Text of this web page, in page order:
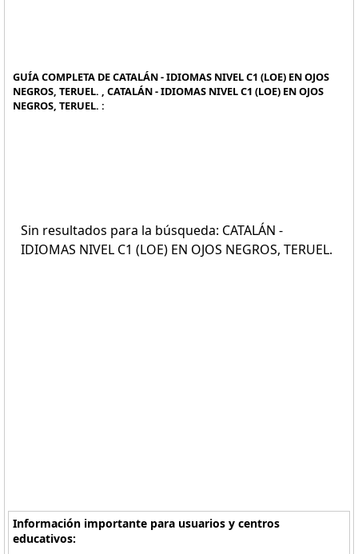
GUÍA COMPLETA DE CATALÁN - IDIOMAS NIVEL C1 (LOE) EN OJOS
NEGROS, TERUEL. , CATALÁN - IDIOMAS NIVEL C1 (LOE) EN OJOS
NEGROS, TERUEL. :
Sin resultados para la búsqueda: CATALÁN -
IDIOMAS NIVEL C1 (LOE) EN OJOS NEGROS, TERUEL.
Información importante para usuarios y centros
educativos: